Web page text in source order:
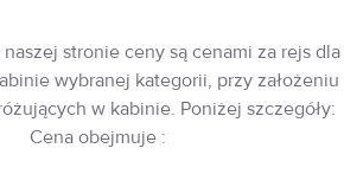
stronie ceny są cenami za rejs dla
wybranej kategorii, przy założeniu
w kabinie. Poniżej szczegóły:
Cena obejmuje :